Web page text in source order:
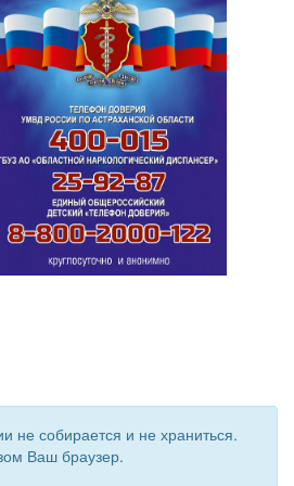
сеть RD
собирается и не храниться.
Ваш браузер.